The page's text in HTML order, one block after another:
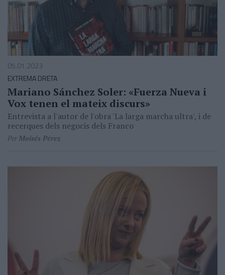
05.01.2023
EXTREMA DRETA
Mariano Sánchez Soler: «Fuerza Nueva i
Vox tenen el mateix discurs»
Entrevista a l'autor de l'obra 'La larga marcha ultra', i de
recerques dels negocis dels Franco
PerMoisés Pérez